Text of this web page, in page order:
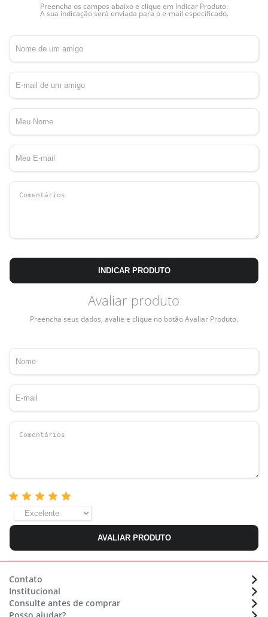
Preencha os campos abaixo e clique em Indicar Produto.
A sua indicação será enviada para o e-mail especificado.
INDICAR PRODUTO
Avaliar produto
Preencha seus dados, avalie e clique no botão Avaliar Produto.
AVALIAR PRODUTO
Contato
Atendimento:(48) 36470633
Whatsapp: (48) 9 9154 7702
Institucional
Sobre a Eletrolar
Consulte antes de comprar